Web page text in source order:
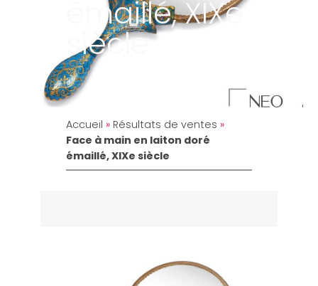
émaillé, XIXe
siècle
Accueil » Résultats de ventes »
Face à main en laiton doré
émaillé, XIXe siècle